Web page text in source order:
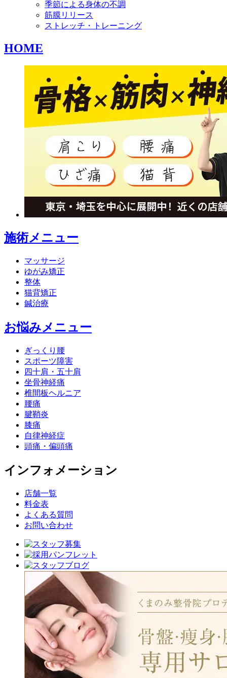
季節による身体の不調
筋膜リリース
ストレッチ・トレーニング
HOME
施術メニュー
マッサージ
ゆがみ矯正
整体
猫背矯正
鍼治療
お悩みメニュー
ぎっくり腰
スポーツ障害
四十肩・五十肩
坐骨神経痛
椎間板ヘルニア
腰痛
腱鞘炎
膝痛
自律神経症
頭痛・偏頭痛
インフォメーション
店舗一覧
料金表
よくある質問
お問い合わせ